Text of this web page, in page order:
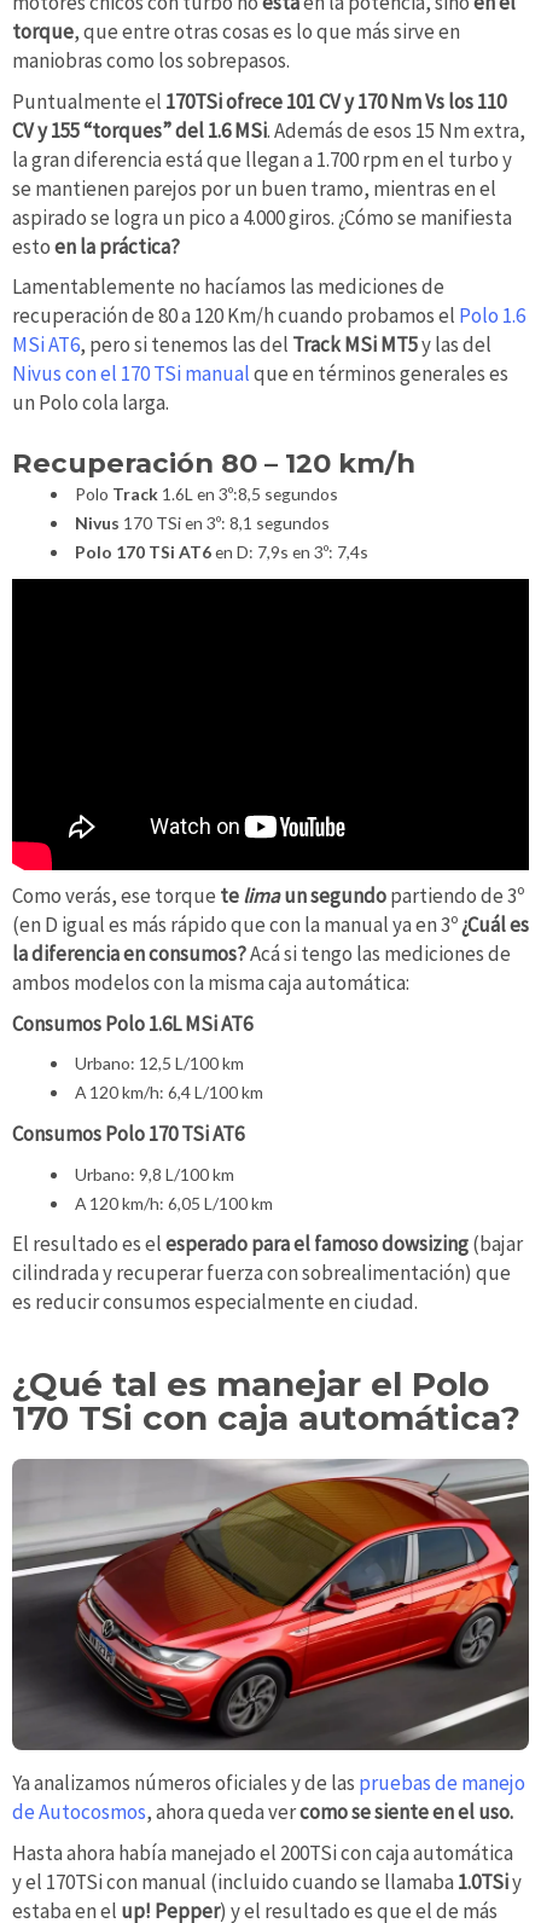
torque, que entre otras cosas es lo que más sirve en
maniobras como los sobrepasos.
Puntualmente el 170TSi ofrece 101 CV y 170 Nm Vs los 110
CV y 155 “torques” del 1.6 MSi. Además de esos 15 Nm extra,
la gran diferencia está que llegan a 1.700 rpm en el turbo y
se mantienen parejos por un buen tramo, mientras en el
aspirado se logra un pico a 4.000 giros. ¿Cómo se manifiesta
estoen la práctica?
Lamentablemente no hacíamos las mediciones de
recuperación de 80 a 120 Km/h cuando probamos el Polo 1.6
MSi AT6, pero si tenemos las del Track MSi MT5y las del
Nivus con el 170 TSi manualque en términos generales es
un Polo cola larga.
Recuperación 80 – 120 km/h
Polo Track 1.6L en 3º:8,5 segundos
Nivus 170 TSi en 3º: 8,1 segundos
Polo 170 TSi AT6en D: 7,9s en 3º: 7,4s
Como verás, ese torque telimaun segundopartiendo de 3º
(en D igual es más rápido que con la manual ya en 3º¿Cuál es
la diferencia en consumos?Acá si tengo las mediciones de
ambos modelos con la misma caja automática:
Consumos Polo 1.6L MSi AT6
Urbano: 12,5 L/100 km
A 120 km/h: 6,4 L/100 km
Consumos Polo 170 TSi AT6
Urbano: 9,8 L/100 km
A 120 km/h: 6,05 L/100 km
El resultado es elesperado para el famoso dowsizing(bajar
cilindrada y recuperar fuerza con sobrealimentación) que
es reducir consumos especialmente en ciudad.
¿Qué tal es manejar el Polo
170 TSi con caja automática?
Ya analizamos números oficiales y de las pruebas de manejo
de Autocosmos, ahora queda vercomo se siente en el uso.
Hasta ahora había manejado el 200TSi con caja automática
y el 170TSi con manual (incluido cuando se llamaba 1.0TSiy
estaba en el up! Pepper) y el resultado es que el de más